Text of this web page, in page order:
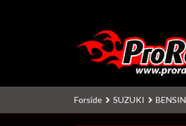
Forside SUZUKI BENSIN